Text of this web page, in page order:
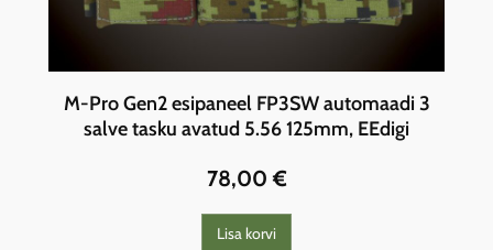
M-Pro Gen2 esipaneel FP3SW automaadi 3
salve tasku avatud 5.56 125mm, EEdigi
78,00€
Lisa korvi